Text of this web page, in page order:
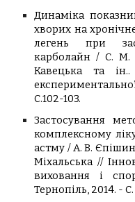
Динаміка
хворих на
легень при
карболайн /С. М.
Кавецька та ін..
С.102-103.
Застосування
комплексному
астму / А. В. Єпішин
Міхальська//
виховання і
Тернопіль, 2014. -